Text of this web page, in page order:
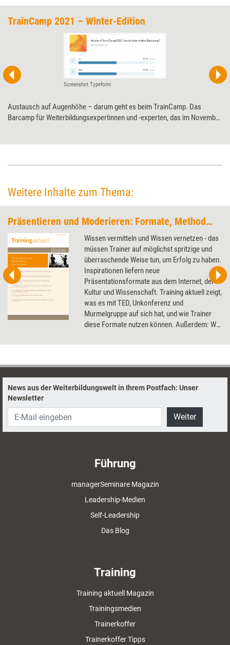
TrainCamp 2021 – Winter-Edition
Screenshot Typeform
Austausch auf Augenhöhe – darum geht es beim TrainCamp. Das
Barcamp für Weiterbildungsexpertinnen und -experten, das im November
Weitere Inhalte zum Thema:
Präsentieren und Moderieren: Formate, Methoden, Tools
Wissen vermitteln und Wissen vernetzen - das
müssen Trainer auf möglichst spritzige und
überraschende Weise tun, um Erfolg zu haben.
Inspirationen liefern neue
Präsentationsformate aus dem Internet, der
Kultur und Wissenschaft. Training aktuell zeigt,
was es mit TED, Unkonferenz und
Murmelgruppe auf sich hat, und wie Trainer
diese Formate nutzen können. Außerdem: Wie
aufgepeppt werden können.
News aus der Weiterbildungswelt in Ihrem Postfach: Unser
Newsletter
Weiter
Führung
managerSeminare Magazin
Leadership-Medien
Self-Leadership
Das Blog
Training
Training aktuell Magazin
Trainingsmedien
Trainerkoffer
Trainerkoffer Tipps